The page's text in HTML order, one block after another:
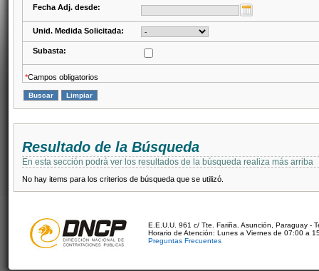
Fecha Adj. desde:
Unid. Medida Solicitada:
Subasta:
*Campos obligatorios
Resultado de la Búsqueda
En esta sección podrá ver los resultados de la búsqueda realiza más arriba
No hay items para los criterios de búsqueda que se utilizó.
E.E.U.U. 961 c/ Tte. Fariña. Asunción, Paraguay -
Horario de Atención: Lunes a Viernes de 07:00 a
Preguntas Frecuentes